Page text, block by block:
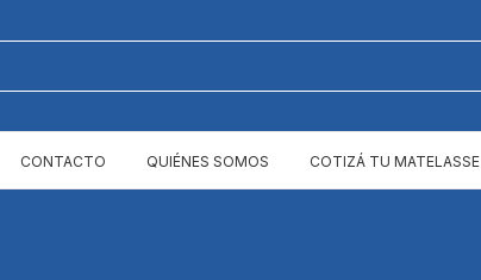
CONTACTO QUIÉNES SOMOS COTIZÁ TU MATELASSE